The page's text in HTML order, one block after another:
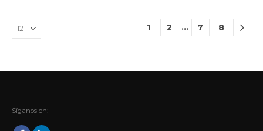
1 2 … 7 8
Síganos en: